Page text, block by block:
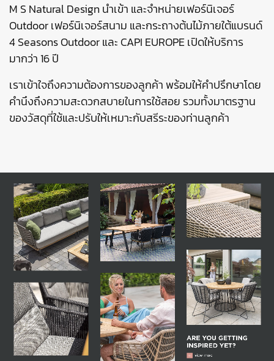
M S Natural Design นำเข้า และจำหน่ายเฟอร์นิเจอร์
Outdoor เฟอร์นิเจอร์สนาม และกระถางต้นไม้ภายใต้แบรนด์
4 Seasons Outdoor และ CAPI EUROPE เปิดให้บริการ
มากว่า 16 ปี
เราเข้าใจถึงความต้องการของลูกค้า พร้อมให้คำปรึกษาโดย
คำนึงถึงความสะดวกสบายในการใช้สอย รวมทั้งมาตรฐาน
ของวัสดุที่ใช้และปรับให้เหมาะกับสรีระของท่านลูกค้า